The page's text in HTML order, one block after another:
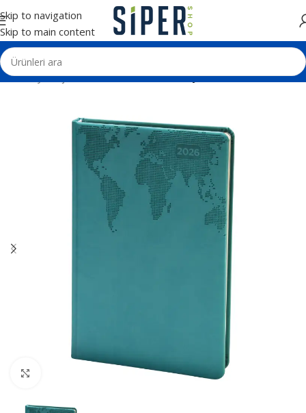
Skip to navigation
Skip to main content
Ana Sayfa Ajanda ve Defterler Tarihli Ajandalar
Büyütmek için tıklayın